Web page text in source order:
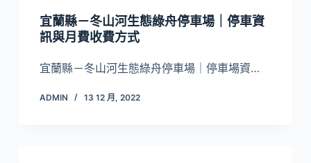
宜蘭縣－冬山河生態綠舟停車場｜停車資
訊與月費收費方式
宜蘭縣－冬山河生態綠舟停車場｜停車場資…
ADMIN 13 12 月, 2022